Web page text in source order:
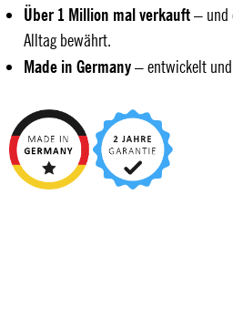
Über 1 Million mal verkauft– und
Alltag bewährt.
Made in Germany– entwickelt